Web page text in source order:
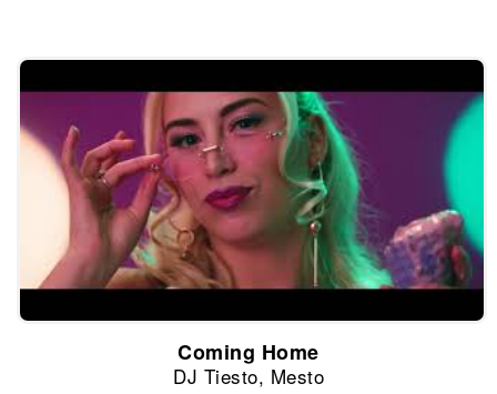
Coming Home
DJ Tiesto, Mesto